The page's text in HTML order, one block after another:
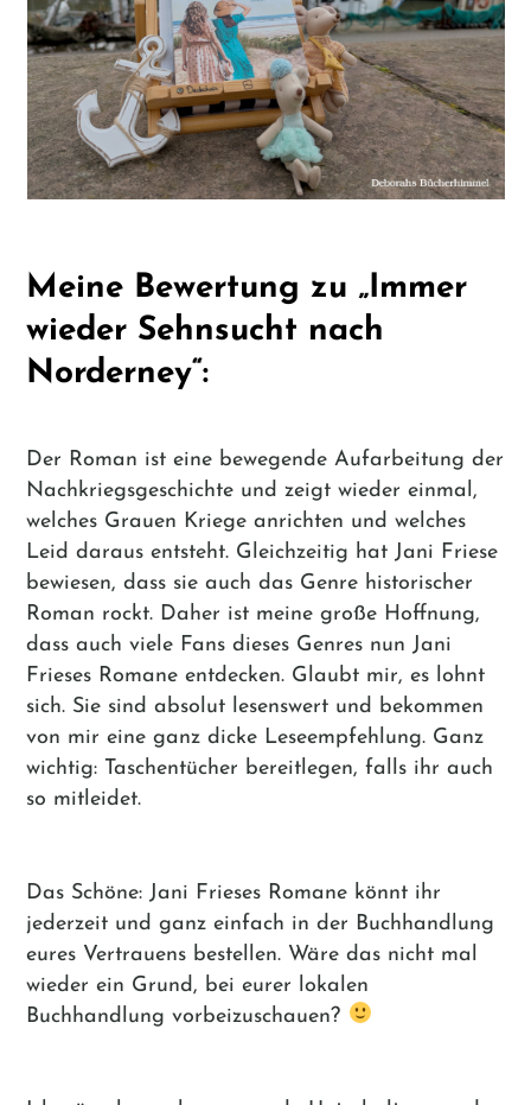
Meine Bewertung zu „Immer
wieder Sehnsucht nach
Norderney“:
Der Roman ist eine bewegende Aufarbeitung der
Nachkriegsgeschichte und zeigt wieder einmal,
welches Grauen Kriege anrichten und welches
Leid daraus entsteht. Gleichzeitig hat Jani Friese
bewiesen, dass sie auch das Genre historischer
Roman rockt. Daher ist meine große Hoffnung,
dass auch viele Fans dieses Genres nun Jani
Frieses Romane entdecken. Glaubt mir, es lohnt
sich. Sie sind absolut lesenswert und bekommen
von mir eine ganz dicke Leseempfehlung. Ganz
wichtig: Taschentücher bereitlegen, falls ihr auch
so mitleidet.
Das Schöne: Jani Frieses Romane könnt ihr
jederzeit und ganz einfach in der Buchhandlung
eures Vertrauens bestellen. Wäre das nicht mal
wieder ein Grund, bei eurer lokalen
Buchhandlung vorbeizuschauen?